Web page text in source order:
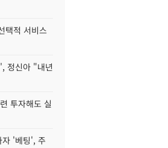
택적 서비스
정신아 "내년
투자해도 실
자 '베팅', 주